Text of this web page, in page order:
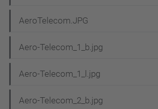
AeroTelecom.JPG
Aero-Telecom_1_b.jpg
Aero-Telecom_1_l.jpg
Aero-Telecom_2_b.jpg